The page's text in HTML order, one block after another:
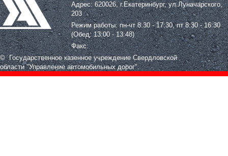
Адрес: 620026, г.Екатеринбург, ул.Луначарского,
203
Режим работы: пн-чт 8:30 - 17:30, пт 8:30 - 16:30
(Обед: 13:00 - 13:48)
Факс:
© Государственное казенное учреждение Свердловской
области"Управление автомобильных дорог".